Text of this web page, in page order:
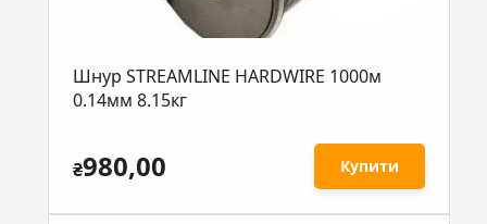
Шнур STREAMLINE HARDWIRE 1000м
0.14мм 8.15кг
₴980,00 Купити